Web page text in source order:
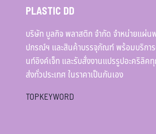
PLASTIC DD
บริษัท บูลกิจ พลาสติก จำกัด จำหน่ายแผ่น
ปกรณ์ฯ และสินค้าบรรจุภัณฑ์ พร้อมบริกา
นท์อิงค์เจ็ท และรับสั่งงานแปรรูปอะคริลิค
ส่งทั่วประเทศ ในราคาเป็นกันเอง
TOPKEYWORD